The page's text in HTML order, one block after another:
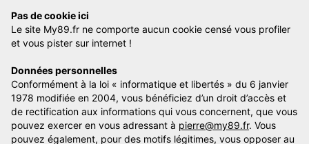
Pas de cookie ici
Le site My89.fr ne comporte aucun cookie censé vous profiler
et vous pister sur internet !
Données personnelles
Conformément à la loi « informatique et libertés » du 6 janvier
1978 modifiée en 2004, vous bénéficiez d’un droit d’accès et
de rectification aux informations qui vous concernent, que vous
pouvez exercer en vous adressant à pierre@my89.fr. Vous
pouvez également, pour des motifs légitimes, vous opposer au